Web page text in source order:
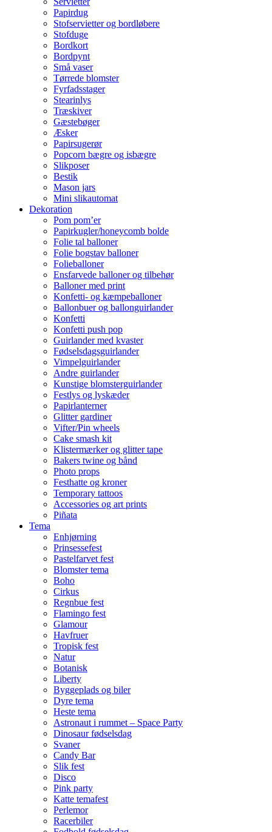
Papirdug
Stofservietter og bordløbere
Stofduge
Bordkort
Bordpynt
Små vaser
Tørrede blomster
Fyrfadsstager
Stearinlys
Træskiver
Gæstebøger
Æsker
Papirsugerør
Popcorn bægre og isbægre
Slikposer
Bestik
Mason jars
Mini slikautomat
Dekoration
Pom pom’er
Papirkugler/honeycomb bolde
Folie tal balloner
Folie bogstav balloner
Folieballoner
Ensfarvede balloner og tilbehør
Balloner med print
Konfetti- og kæmpeballoner
Ballonbuer og ballonguirlander
Konfetti
Konfetti push pop
Guirlander med kvaster
Fødselsdagsguirlander
Vimpelguirlander
Andre guirlander
Kunstige blomsterguirlander
Festlys og lyskæder
Papirlanterner
Glitter gardiner
Vifter/Pin wheels
Cake smash kit
Klistermærker og glitter tape
Bakers twine og bånd
Photo props
Festhatte og kroner
Temporary tattoos
Accessories og art prints
Piñata
Tema
Enhjørning
Prinsessefest
Pastelfarvet fest
Blomster tema
Boho
Cirkus
Regnbue fest
Flamingo fest
Glamour
Havfruer
Tropisk fest
Natur
Botanisk
Liberty
Byggeplads og biler
Dyre tema
Heste tema
Astronaut i rummet – Space Party
Dinosaur fødselsdag
Svaner
Candy Bar
Slik fest
Disco
Pink party
Katte temafest
Perlemor
Racerbiler